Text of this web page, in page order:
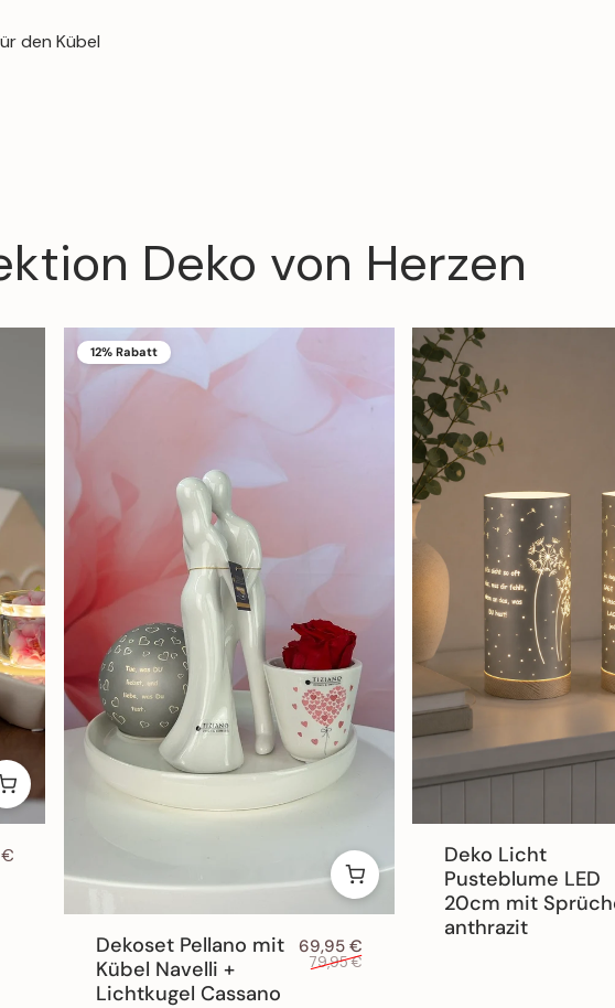
den Kübel
Deko von Herzen
12% Rabatt
13% Rabatt
Dekoset Pellano mit
Kübel Navelli +
Lichtkugel Cassano
Verkaufspreis
69,95 €Normaler Preis
79,95 €
Deko Licht
Pusteblume LED
20cm mit
anthrazit